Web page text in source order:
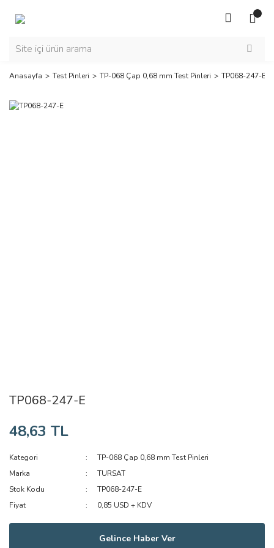
Anasayfa Test Pinleri TP-068 Çap 0,68 mm Test Pinleri TP068-247-E
TP068-247-E
48,63 TL
Kategori
TP-068 Çap 0,68 mm Test Pinleri
Marka
TURSAT
Stok Kodu
TP068-247-E
Fiyat
0,85 USD + KDV
Gelince Haber Ver